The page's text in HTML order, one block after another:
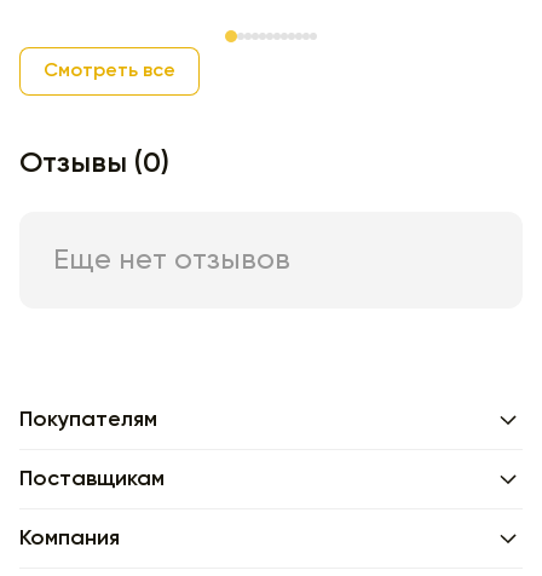
Item 1 of 12
Смотреть все
Отзывы (0)
Еще нет отзывов
Покупателям
Поставщикам
Компания